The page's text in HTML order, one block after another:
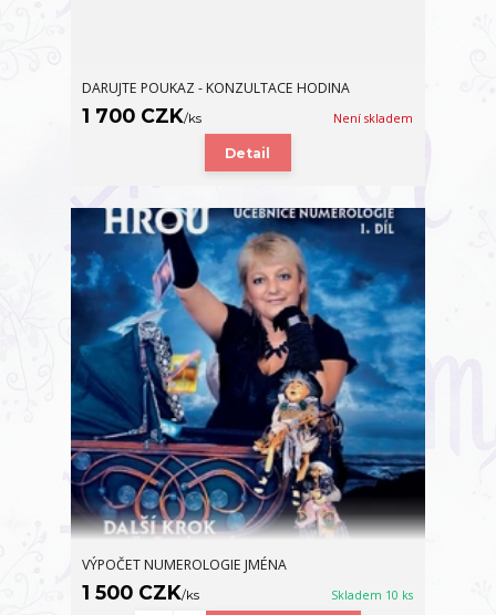
DARUJTE POUKAZ - KONZULTACE HODINA
1 700 CZK/ks Není skladem
Detail
VÝPOČET NUMEROLOGIE JMÉNA
1 500 CZK/ks Skladem 10 ks